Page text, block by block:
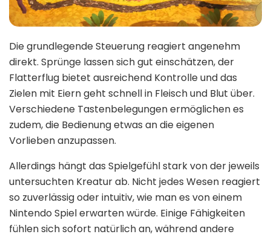
Die grundlegende Steuerung reagiert angenehm
direkt. Sprünge lassen sich gut einschätzen, der
Flatterflug bietet ausreichend Kontrolle und das
Zielen mit Eiern geht schnell in Fleisch und Blut über.
Verschiedene Tastenbelegungen ermöglichen es
zudem, die Bedienung etwas an die eigenen
Vorlieben anzupassen.
Allerdings hängt das Spielgefühl stark von der jeweils
untersuchten Kreatur ab. Nicht jedes Wesen reagiert
so zuverlässig oder intuitiv, wie man es von einem
Nintendo Spiel erwarten würde. Einige Fähigkeiten
fühlen sich sofort natürlich an, während andere